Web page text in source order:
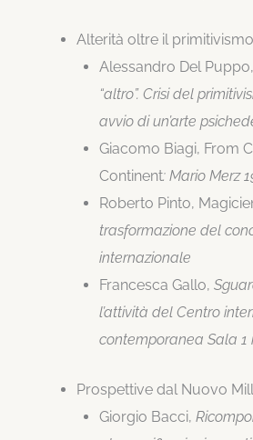
Alterità oltre il primitivismo
Alessandro Del Puppo,
“altro”. Crisi del
avvio di un’arte
Giacomo Biagi, From
Continent: Mario Merz
Roberto Pinto,
trasformazione del
internazionale
Francesca Gallo,
l’attività del Centro
contemporanea Sala
Prospettive dal Nuovo
Giorgio Bacci,